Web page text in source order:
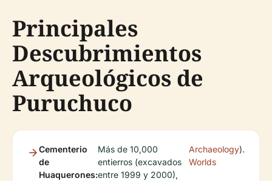
Principales
Descubrimientos
Arqueológicos de
Puruchuco
Cementerio
de
Huaquerones:
Más de 10,000
entierros (excavados
entre 1999 y 2000),
Archaeology
Worlds
).